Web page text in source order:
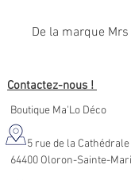
De la marque
Contactez-nous !
Boutique Ma'Lo Déco
5 rue de la Cathédrale
64400 Oloron-Sainte-